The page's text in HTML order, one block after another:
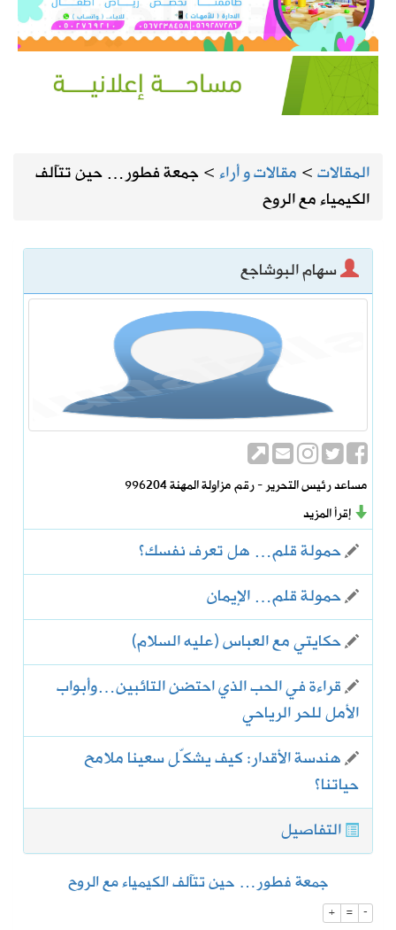
المقالات> مقالات و أراء>جمعة فطور… حين تتآلف
الكيمياء مع الروح
سهام البوشاجع
مساعد رئيس التحرير - رقم مزاولة المهنة 996204
إقرأ المزيد
حمولة قلم… هل تعرف نفسك؟
حمولة قلم… الإيمان
حكايتي مع العباس (عليه السلام)
قراءة في الحب الذي احتضن التائبين…وأبواب
الأمل للحر الرياحي
هندسة الأقدار: كيف يشكّل سعينا ملامح
حياتنا؟
التفاصيل
جمعة فطور… حين تتآلف الكيمياء مع الروح
+ = -